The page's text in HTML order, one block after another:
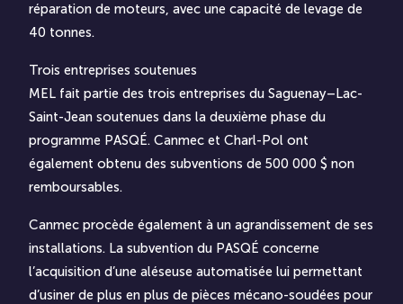
réparation de moteurs, avec une capacité de levage de
40 tonnes.
Trois entreprises soutenues
MEL fait partie des trois entreprises du Saguenay–Lac-
Saint-Jean soutenues dans la deuxième phase du
programme PASQÉ. Canmec et Charl-Pol ont
également obtenu des subventions de 500 000 $ non
remboursables.
Canmec procède également à un agrandissement de ses
installations. La subvention du PASQÉ concerne
l’acquisition d’une aléseuse automatisée lui permettant
d’usiner de plus en plus de pièces mécano-soudées pour